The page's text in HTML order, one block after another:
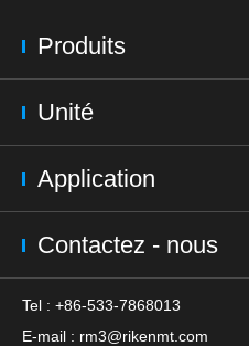
Produits
Unité
Application
Contactez - nous
Tel : +86-533-7868013
E-mail : rm3@rikenmt.com